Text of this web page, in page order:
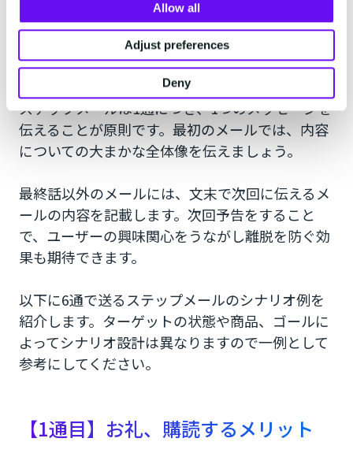
Allow all
Adjust preferences
Deny
一般的なステップメールのシナ
リオ例
ステップメールは1通につき、1つのメッセージを
伝えることが原則です。最初のメールでは、内容
についての大まかな全体像を伝えましょう。
最終話以外のメールには、文末で次回に伝えるメ
ールの内容を記載します。次回予告をすること
で、ユーザーの興味関心をうながし離脱を防ぐ効
果も期待できます。
以下に6通で送るステップメールのシナリオ例を
紹介します。ターゲットの状態や商品、ゴールに
よってシナリオ設計は異なりますので一例として
参考にしてください。
【1通目】お礼、購読するメリット